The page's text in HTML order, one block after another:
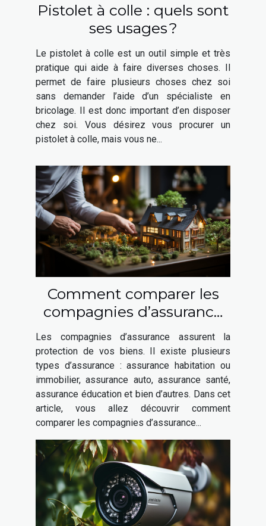
Pistolet à colle : quels sont
ses usages ?
Le pistolet à colle est un outil simple et très
pratique qui aide à faire diverses choses. Il
permet de faire plusieurs choses chez soi
sans demander l’aide d’un spécialiste en
bricolage. Il est donc important d’en disposer
chez soi. Vous désirez vous procurer un
pistolet à colle, mais vous ne...
Comment comparer les
compagnies d’assurance
habitation ?
Les compagnies d’assurance assurent la
protection de vos biens. Il existe plusieurs
types d’assurance : assurance habitation ou
immobilier, assurance auto, assurance santé,
assurance éducation et bien d’autres. Dans cet
article, vous allez découvrir comment
comparer les compagnies d’assurance...